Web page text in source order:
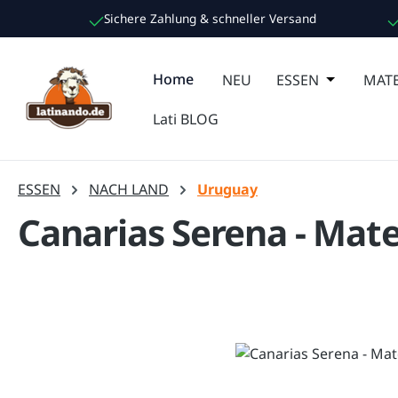
Hauptinhalt springen
Zur Suche springen
Zur Hauptnavigation springen
Sichere Zahlung & schneller Versand
Home NEU ESSEN Öffne
Lati BLOG
ESSEN NACH LAND Uruguay
Canarias Serena -